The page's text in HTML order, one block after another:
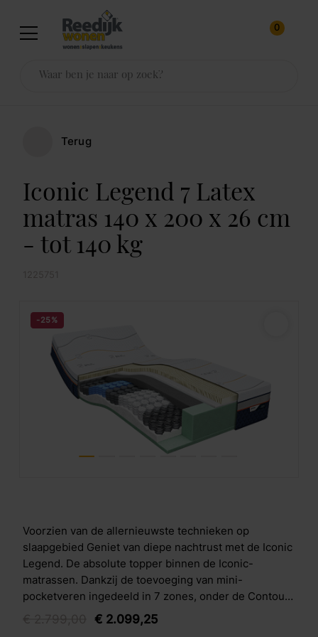
0
Terug
Iconic Legend 7 Latex
matras 140 x 200 x 26 cm
- tot 140 kg
-25%
Voorzien van de allernieuwste technieken op
slaapgebied Geniet van diepe nachtrust met de Iconic
Legend. De absolute topper binnen de Iconic-
matrassen. Dankzij de toevoeging van mini-
pocketveren ingedeeld in 7 zones, onder de Contour
Support laag &eacute;n de opencellige Air Release
koudschuim laag zijn de nieuwste
€ 2.099,25